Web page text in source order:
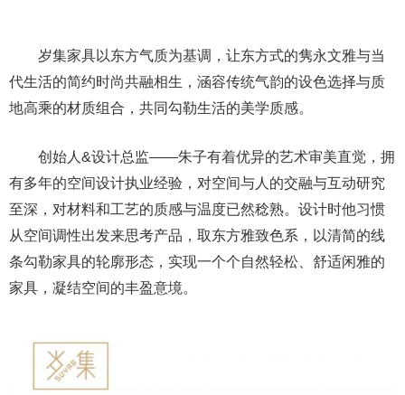
岁集家具以东方气质为基调，让东方式的隽永文雅与当
代生活的简约时尚共融相生，涵容传统气韵的设色选择与质
地高乘的材质组合，共同勾勒生活的美学质感。
创始人&设计总监——朱子有着优异的艺术审美直觉，拥
有多年的空间设计执业经验，对空间与人的交融与互动研究
至深，对材料和工艺的质感与温度已然稔熟。设计时他习惯
从空间调性出发来思考产品，取东方雅致色系，以清简的线
条勾勒家具的轮廓形态，实现一个个自然轻松、舒适闲雅的
家具，凝结空间的丰盈意境。